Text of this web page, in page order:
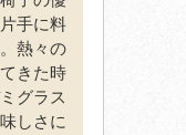
手に料
熱々の
きた時
グラス
しさに